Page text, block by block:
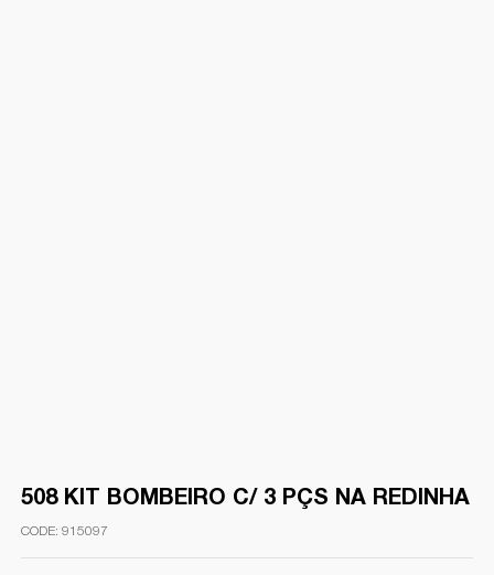
508 KIT BOMBEIRO C/ 3 PÇS NA REDINHA
915097